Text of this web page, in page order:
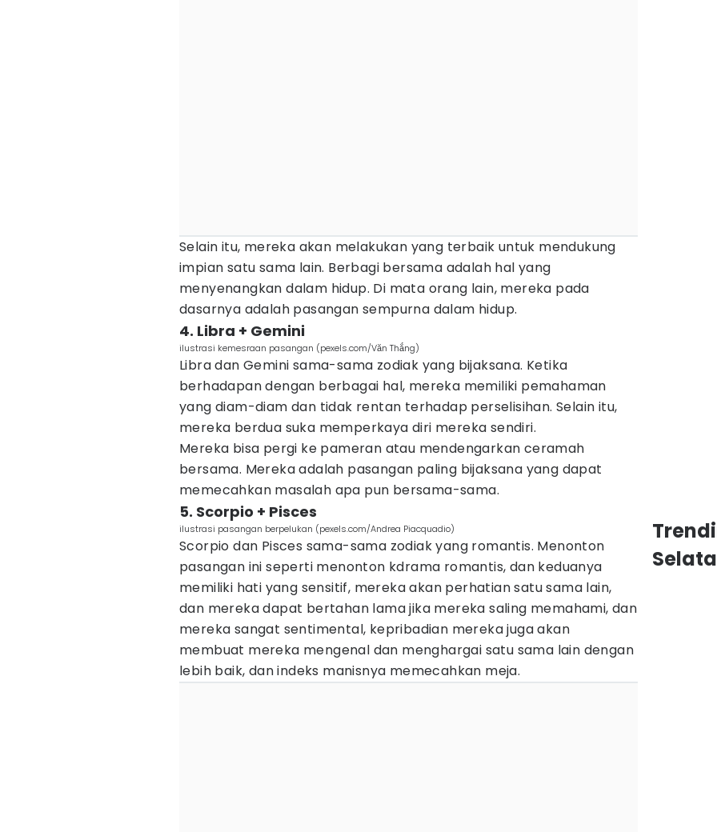
Selain itu, mereka akan melakukan yang terbaik untuk mendukung
impian satu sama lain. Berbagi bersama adalah hal yang
menyenangkan dalam hidup. Di mata orang lain, mereka pada
dasarnya adalah pasangan sempurna dalam hidup.
4. Libra + Gemini
ilustrasi kemesraan pasangan (pexels.com/Văn Thắng)
Libra dan Gemini sama-sama zodiak yang bijaksana. Ketika
berhadapan dengan berbagai hal, mereka memiliki pemahaman
yang diam-diam dan tidak rentan terhadap perselisihan. Selain itu,
mereka berdua suka memperkaya diri mereka sendiri.
Mereka bisa pergi ke pameran atau mendengarkan ceramah
bersama. Mereka adalah pasangan paling bijaksana yang dapat
memecahkan masalah apa pun bersama-sama.
5. Scorpio + Pisces
ilustrasi pasangan berpelukan (pexels.com/Andrea Piacquadio)
Scorpio dan Pisces sama-sama zodiak yang romantis. Menonton
pasangan ini seperti menonton kdrama romantis, dan keduanya
memiliki hati yang sensitif, mereka akan perhatian satu sama lain,
dan mereka dapat bertahan lama jika mereka saling memahami, dan
mereka sangat sentimental, kepribadian mereka juga akan
membuat mereka mengenal dan menghargai satu sama lain dengan
lebih baik, dan indeks manisnya memecahkan meja.